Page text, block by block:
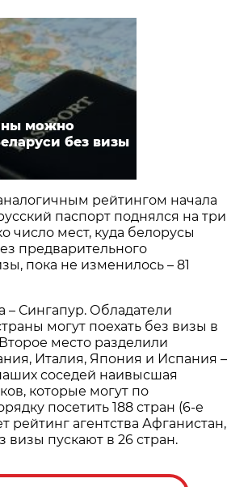
можно
без визы
рейтингом начала
паспорт поднялся на три
число мест, куда белорусы
предварительного
пока не изменилось – 81
– Сингапур. Обладатели
могут поехать без визы в
Второе место разделили
Италия, Япония и Испания –
соседей наивысшая
которые могут по
посетить 188 стран (6-е
рейтинг агентства Афганистан,
визы пускают в 26 стран.